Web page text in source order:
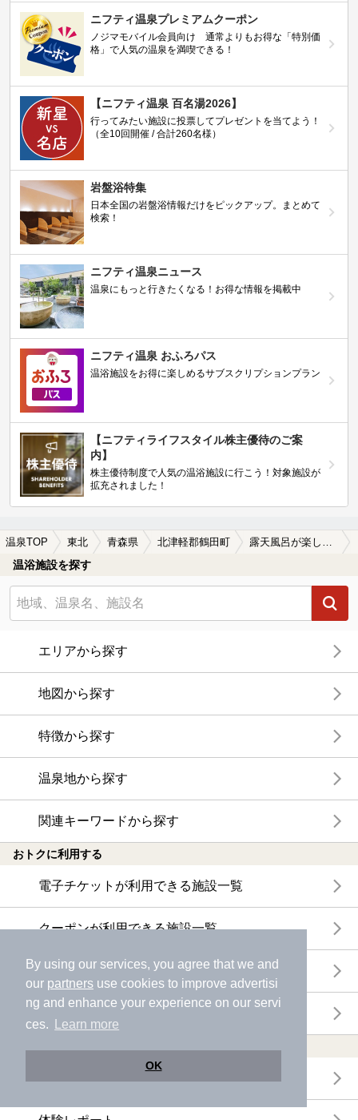
By using our services, you agree that we and
our partners use cookies to improve advertisi
ng and enhance your experience on our servi
ces.
Learn more
OK
ニフティ温泉プレミアムクーポン
ノジマモバイル会員向け 通常よりもお得な「特別価
格」で人気の温泉を満喫できる！
【ニフティ温泉 百名湯2026】
行ってみたい施設に投票してプレゼントを当てよう！
（全10回開催 / 合計260名様）
岩盤浴特集
日本全国の岩盤浴情報だけをピックアップ。まとめて
検索！
ニフティ温泉ニュース
温泉にもっと行きたくなる！お得な情報を掲載中
ニフティ温泉 おふろパス
温浴施設をお得に楽しめるサブスクリプションプラン
【ニフティライフスタイル株主優待のご案
内】
株主優待制度で人気の温浴施設に行こう！対象施設が
拡充されました！
温泉TOP 東北 青森県 北津軽郡鶴田町
温浴施設を探す
エリアから探す
地図から探す
特徴から探す
温泉地から探す
関連キーワードから探す
おトクに利用する
電子チケットが利用できる施設一覧
クーポンが利用できる施設一覧
おすすめ電子チケット・クーポン一覧
今月の新着電子チケット・クーポン一覧